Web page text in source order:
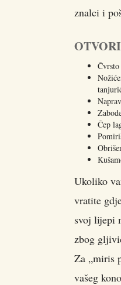
znalci i
Čep
Ukoliko
vratite
svoj lijepi
zbog
Za „miris
vašeg